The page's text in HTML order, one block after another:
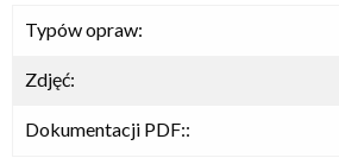
Typów opraw:
Zdjęć:
Dokumentacji PDF::